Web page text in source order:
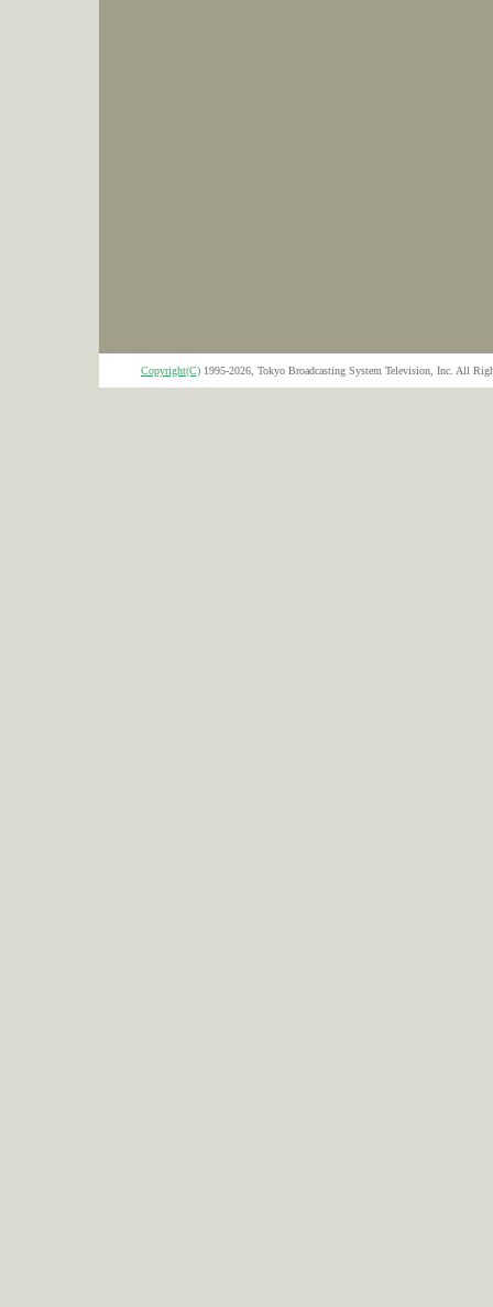
Copyright(C) 1995-2026, Tokyo Broadcasting System Television, Inc. All